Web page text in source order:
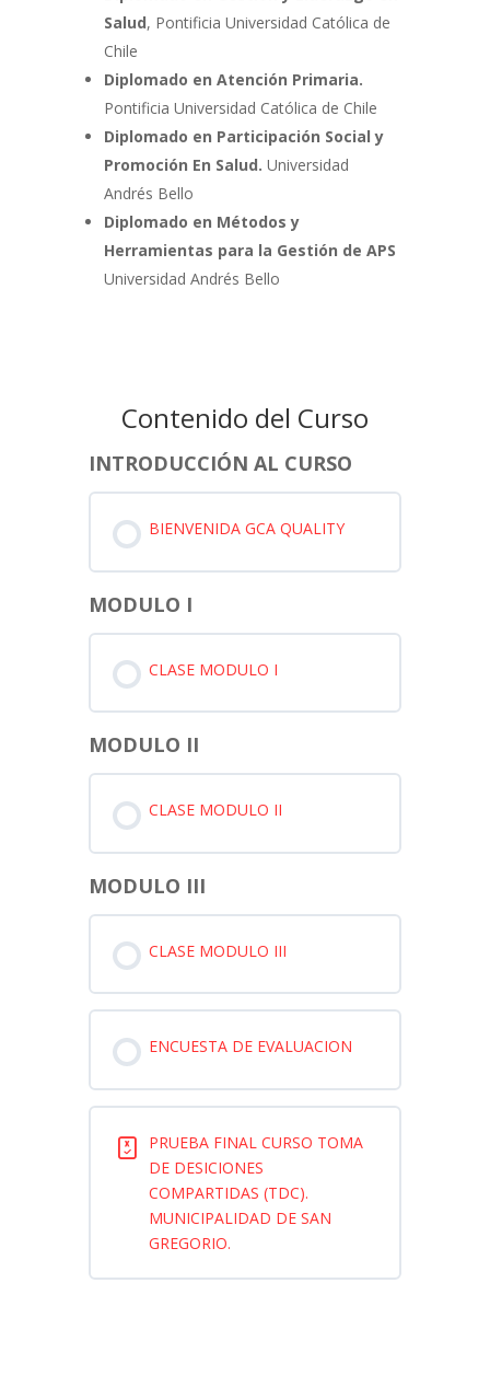
Salud, Pontificia Universidad Católica de
Chile
Diplomado en Atención Primaria.
Pontificia Universidad Católica de Chile
Diplomado en Participación Social y
Promoción En Salud. Universidad
Andrés Bello
Diplomado en Métodos y
Herramientas para la Gestión de APS
Universidad Andrés Bello
Contenido del Curso
INTRODUCCIÓN AL CURSO
BIENVENIDA GCA QUALITY
MODULO I
CLASE MODULO I
MODULO II
CLASE MODULO II
MODULO III
CLASE MODULO III
ENCUESTA DE EVALUACION
PRUEBA FINAL CURSO TOMA
DE DESICIONES
COMPARTIDAS (TDC).
MUNICIPALIDAD DE SAN
GREGORIO.